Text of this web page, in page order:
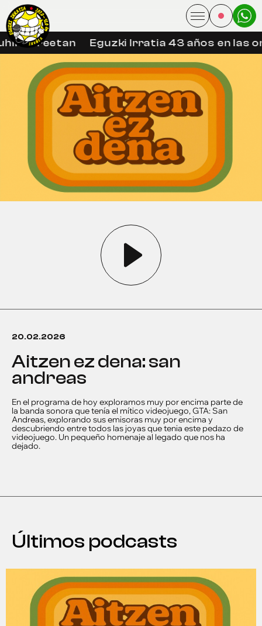
libreetan Eguzki Irratia 43 años en las
20.02.2026
aitzen ez dena: san
andreas
En el programa de hoy exploramos muy por encima parte de
la banda sonora que tenía el mítico videojuego, GTA: San
Andreas, explorando sus emisoras muy por encima y
descubriendo entre todos las joyas que tenia este pedazo de
videojuego. Un pequeño homenaje al legado que nos ha
dejado.
Últimos podcasts